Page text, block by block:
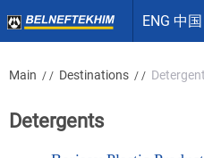
ENG 中国
Main / / Destinations / /
Detergents